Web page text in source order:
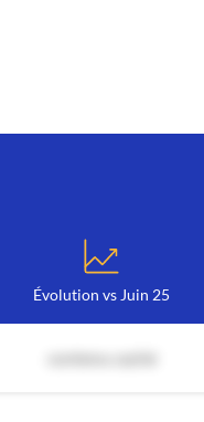
Évolution vs Juin 25
contenu caché